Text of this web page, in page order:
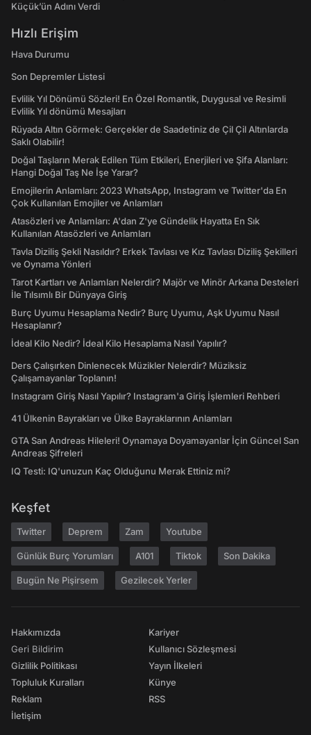
Küçük’ün Adını Verdi
Hızlı Erişim
Hava Durumu
Son Depremler Listesi
Evlilik Yıl Dönümü Sözleri! En Özel Romantik, Duygusal ve Resimli
Evlilik Yıl dönümü Mesajları
Rüyada Altın Görmek: Gerçekler de Saadetiniz de Çil Çil Altınlarda
Saklı Olabilir!
Doğal Taşların Merak Edilen Tüm Etkileri, Enerjileri ve Şifa Alanları:
Hangi Doğal Taş Ne İşe Yarar?
Emojilerin Anlamları: 2023 WhatsApp, Instagram ve Twitter'da En
Çok Kullanılan Emojiler ve Anlamları
Atasözleri ve Anlamları: A'dan Z'ye Gündelik Hayatta En Sık
Kullanılan Atasözleri ve Anlamları
Tavla Diziliş Şekli Nasıldır? Erkek Tavlası ve Kız Tavlası Diziliş Şekilleri
ve Oynama Yönleri
Tarot Kartları ve Anlamları Nelerdir? Majör ve Minör Arkana Desteleri
İle Tılsımlı Bir Dünyaya Giriş
Burç Uyumu Hesaplama Nedir? Burç Uyumu, Aşk Uyumu Nasıl
Hesaplanır?
İdeal Kilo Nedir? İdeal Kilo Hesaplama Nasıl Yapılır?
Ders Çalışırken Dinlenecek Müzikler Nelerdir? Müziksiz
Çalışamayanlar Toplanın!
Instagram Giriş Nasıl Yapılır? Instagram'a Giriş İşlemleri Rehberi
41 Ülkenin Bayrakları ve Ülke Bayraklarının Anlamları
GTA San Andreas Hileleri! Oynamaya Doyamayanlar İçin Güncel San
Andreas Şifreleri
IQ Testi: IQ'unuzun Kaç Olduğunu Merak Ettiniz mi?
Keşfet
Twitter Deprem Zam Youtube
Günlük Burç Yorumları A101 Tiktok Son Dakika
Bugün Ne Pişirsem Gezilecek Yerler
Hakkımızda
Geri Bildirim
Gizlilik Politikası
Topluluk Kuralları
Reklam
İletişim
Kariyer
Kullanıcı Sözleşmesi
Yayın İlkeleri
Künye
RSS